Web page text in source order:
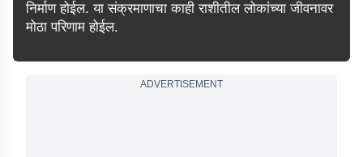
निर्माण होईल. या संक्रमाणाचा काही राशीतील लोकांच्या जीवनावर
मोठा परिणाम होईल.
ADVERTISEMENT